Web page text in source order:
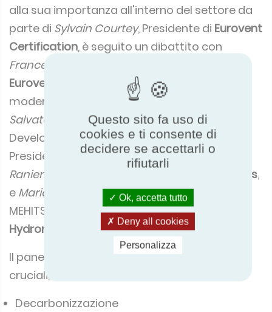
alla sua importanza all'interno del settore da
parte di Sylvain Courtey, Presidente di Eurovent
Certification, è seguito un dibattito con
Francesco Scuderi
Eurovent,
che ha assunto il ruolo di
moderatore. A lui si sono uniti i relatori
Salvatore Porto, Head of Business
Development diProdBIM,Sylvain Courtey
Presidente di
Eurovent Certification, Micaela
Ranieri
Rhoss,
e Mariano Covolo, Knowledge Manager &
MEHITS Ambassador diMitsubishi Electric
Hydronics & IT Cooling Systems S.p.A
Il panel ha affrontato una serie di argomenti
cruciali, tra cui:
Decarbonizzazione
Questo sito fa uso di
cookies e ti consente di
decidere se accettarli o
rifiutarli
Ok, accetta tutto
Deny all cookies
Personalizza